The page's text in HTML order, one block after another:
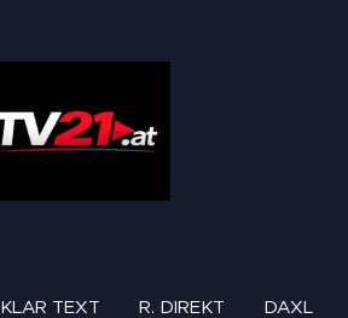
KLAR TEXT R. DIREKT DAXL